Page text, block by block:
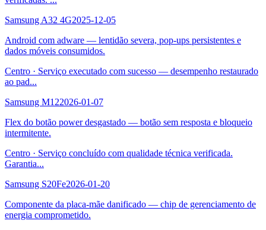
Samsung A32 4G2025-12-05
Android com adware — lentidão severa, pop-ups persistentes e
dados móveis consumidos.
Centro · Serviço executado com sucesso — desempenho restaurado
ao pad...
Samsung M122026-01-07
Flex do botão power desgastado — botão sem resposta e bloqueio
intermitente.
Centro · Serviço concluído com qualidade técnica verificada.
Garantia...
Samsung S20Fe2026-01-20
Componente da placa-mãe danificado — chip de gerenciamento de
energia comprometido.